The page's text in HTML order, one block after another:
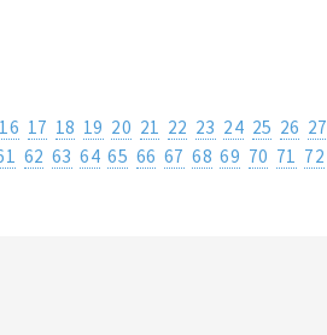
16 17 18 19 20 21 22 23 24 25 26 27
62 63 64 65 66 67 68 69 70 71 72